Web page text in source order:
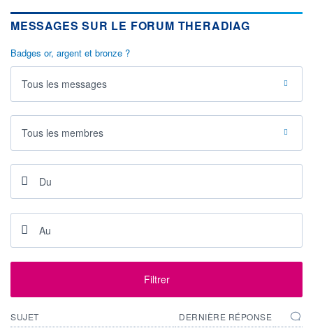
LIMITE À LA LIMITE À LA
RENDEMENT
-
PER ESTIMÉ
0,00 EUR
DIVIDENDE
-
ÉLIGIBILITÉ
Non éligible
MESSAGES SUR LE FORUM THERADIAG
Badges or, argent et bronze ?
Tous les messages
Tous les membres
Filtrer
SUJET DERNIÈRE RÉPONSE